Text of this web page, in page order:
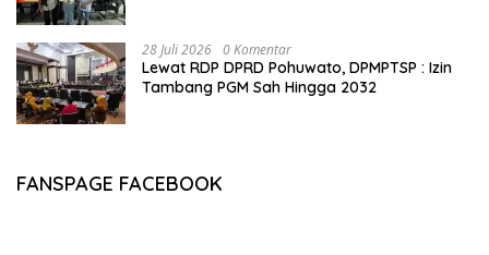
28 Juli 2026 0 Komentar
Lewat RDP DPRD Pohuwato, DPMPTSP : Izin
Tambang PGM Sah Hingga 2032
FANSPAGE FACEBOOK